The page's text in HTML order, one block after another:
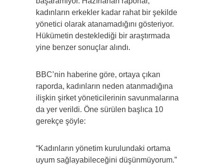
kadınların erkekler kadar rahat bir şekilde
yönetici olarak atanamadığını gösteriyor.
Hükümetin desteklediği bir araştırmada
yine benzer sonuçlar alındı.
BBC’nin haberine göre, ortaya çıkan
raporda, kadınların neden atanmadığına
ilişkin şirket yöneticilerinin savunmalarına
da yer verildi. Öne sürülen başlıca 10
gerekçe şöyle:
“Kadınların yönetim kurulundaki ortama
uyum sağlayabileceğini düşünmüyorum.”